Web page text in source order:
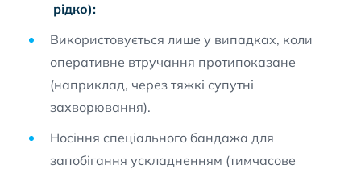
рідко):
Використовується лише у випадках, коли
оперативне втручання протипоказане
(наприклад, через тяжкі супутні
захворювання).
Носіння спеціального бандажа для
запобігання ускладненням (тимчасове